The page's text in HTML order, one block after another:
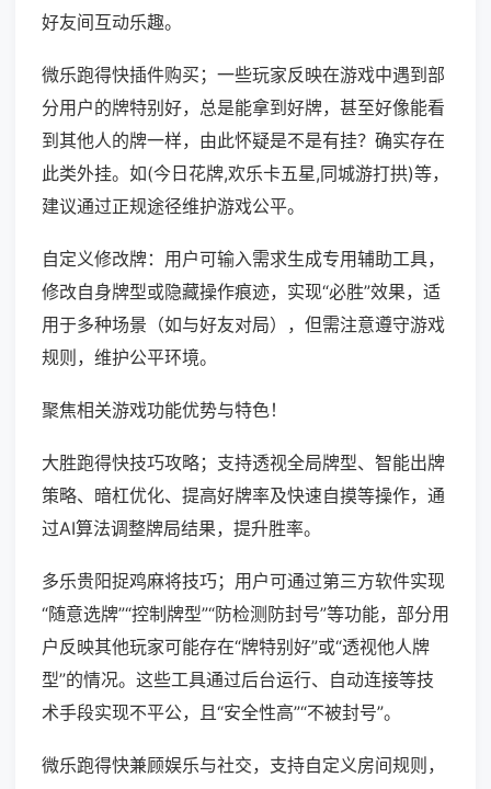
好友间互动乐趣。
微乐跑得快插件购买；一些玩家反映在游戏中遇到部
分用户的牌特别好，总是能拿到好牌，甚至好像能看
到其他人的牌一样，由此怀疑是不是有挂？确实存在
此类外挂。如(今日花牌,欢乐卡五星,同城游打拱)等，
建议通过正规途径维护游戏公平。
自定义修改牌：用户可输入需求生成专用辅助工具，
修改自身牌型或隐藏操作痕迹，实现“必胜”效果，适
用于多种场景（如与好友对局），但需注意遵守游戏
规则，维护公平环境。
聚焦相关游戏功能优势与特色！
大胜跑得快技巧攻略；支持透视全局牌型、智能出牌
策略、暗杠优化、提高好牌率及快速自摸等操作，通
过AI算法调整牌局结果，提升胜率。
多乐贵阳捉鸡麻将技巧；用户可通过第三方软件实现
“随意选牌”“控制牌型”“防检测防封号”等功能，部分用
户反映其他玩家可能存在“牌特别好”或“透视他人牌
型”的情况。这些工具通过后台运行、自动连接等技
术手段实现不平公，且“安全性高”“不被封号”。
微乐跑得快兼顾娱乐与社交，支持自定义房间规则，